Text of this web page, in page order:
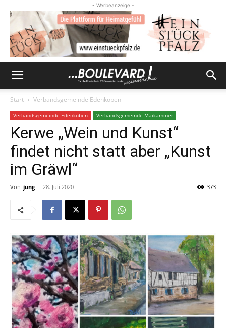
- Werbeanzeige -
Start Verbandsgemeinde Edenkoben
Verbandsgemeinde Edenkoben Verbandsgemeinde Maikammer
Kerwe „Wein und Kunst“
findet nicht statt aber „Kunst
im Gräwl“
Von jung - 28. Juli 2020 373